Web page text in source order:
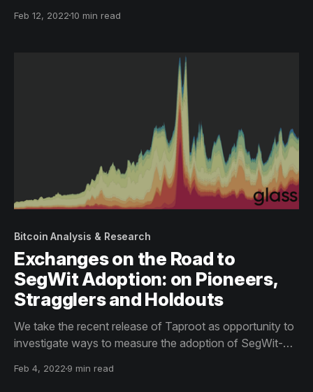
görüyoruz; aynı zamanda, borsalara ve onların SegWit'in
Feb 12, 202210 min read
Bitcoin Analysis & Research
Exchanges on the Road to
SegWit Adoption: on Pioneers,
Stragglers and Holdouts
We take the recent release of Taproot as opportunity to
investigate ways to measure the adoption of SegWit-
simultaneously, we put a spotlight on exchanges and
Feb 4, 2022 9 min read